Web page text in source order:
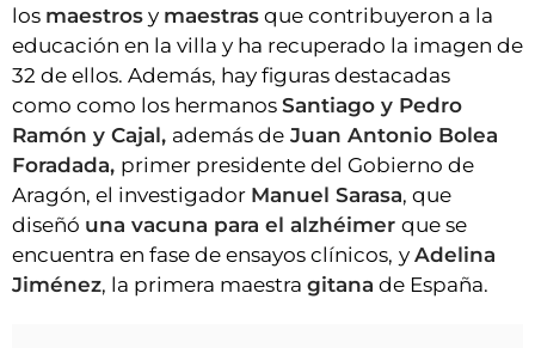
los maestros y maestras que contribuyeron a la
educación en la villa y ha recuperado la imagen de
32 de ellos. Además, hay figuras destacadas
como como los hermanos Santiago y Pedro
Ramón y Cajal, además de Juan Antonio Bolea
Foradada, primer presidente del Gobierno de
Aragón, el investigador Manuel Sarasa, que
diseñó una vacuna para el alzhéimer que se
encuentra en fase de ensayos clínicos, y Adelina
Jiménez, la primera maestra gitana de España.